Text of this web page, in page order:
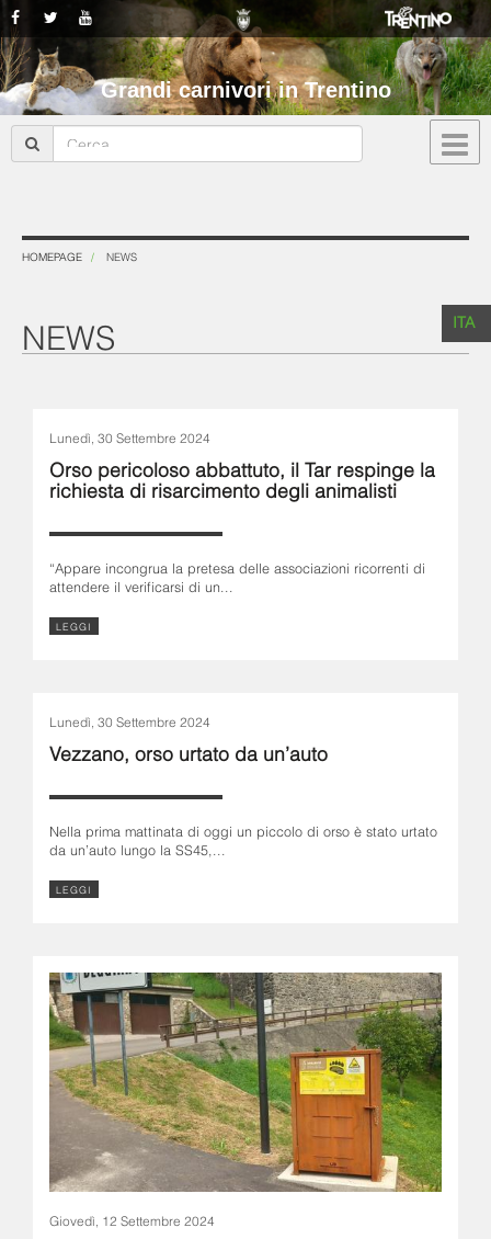
ITA
Grandi carnivori in Trentino
HOMEPAGE NEWS
NEWS
Lunedì, 30 Settembre 2024
Orso pericoloso abbattuto, il Tar respinge la
richiesta di risarcimento degli animalisti
“Appare incongrua la pretesa delle associazioni ricorrenti di
attendere il verificarsi di un...
LEGGI
Lunedì, 30 Settembre 2024
Vezzano, orso urtato da un’auto
Nella prima mattinata di oggi un piccolo di orso è stato urtato
da un’auto lungo la SS45,...
LEGGI
Giovedì, 12 Settembre 2024